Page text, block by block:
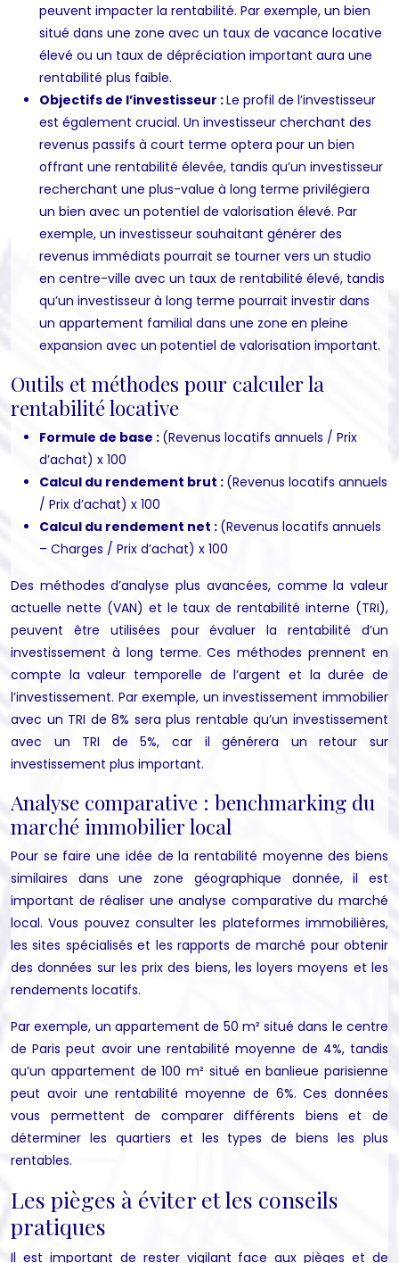
peuvent impacter la rentabilité. Par exemple, un bien
situé dans une zone avec un taux de vacance locative
élevé ou un taux de dépréciation important aura une
rentabilité plus faible.
Objectifs de l’investisseur :Le profil de l’investisseur
est également crucial. Un investisseur cherchant des
revenus passifs à court terme optera pour un bien
offrant une rentabilité élevée, tandis qu’un investisseur
recherchant une plus-value à long terme privilégiera
un bien avec un potentiel de valorisation élevé. Par
exemple, un investisseur souhaitant générer des
revenus immédiats pourrait se tourner vers un studio
en centre-ville avec un taux de rentabilité élevé, tandis
qu’un investisseur à long terme pourrait investir dans
un appartement familial dans une zone en pleine
expansion avec un potentiel de valorisation important.
Outils et méthodes pour calculer la
rentabilité locative
Formule de base : (Revenus locatifs annuels / Prix
d’achat) x 100
Calcul du rendement brut : (Revenus locatifs annuels
/ Prix d’achat) x 100
Calcul du rendement net : (Revenus locatifs annuels
– Charges / Prix d’achat) x 100
Des méthodes d’analyse plus avancées, comme la valeur
actuelle nette (VAN) et le taux de rentabilité interne (TRI),
peuvent être utilisées pour évaluer la rentabilité d’un
investissement à long terme. Ces méthodes prennent en
compte la valeur temporelle de l’argent et la durée de
l’investissement. Par exemple, un investissement immobilier
avec un TRI de 8% sera plus rentable qu’un investissement
avec un TRI de 5%, car il générera un retour sur
investissement plus important.
Analyse comparative : benchmarking du
marché immobilier local
Pour se faire une idée de la rentabilité moyenne des biens
similaires dans une zone géographique donnée, il est
important de réaliser une analyse comparative du marché
local. Vous pouvez consulter les plateformes immobilières,
les sites spécialisés et les rapports de marché pour obtenir
des données sur les prix des biens, les loyers moyens et les
rendements locatifs.
Par exemple, un appartement de 50 m² situé dans le centre
de Paris peut avoir une rentabilité moyenne de 4%, tandis
qu’un appartement de 100 m² situé en banlieue parisienne
peut avoir une rentabilité moyenne de 6%. Ces données
vous permettent de comparer différents biens et de
déterminer les quartiers et les types de biens les plus
rentables.
Les pièges à éviter et les conseils
pratiques
Il est important de rester vigilant face aux pièges et de